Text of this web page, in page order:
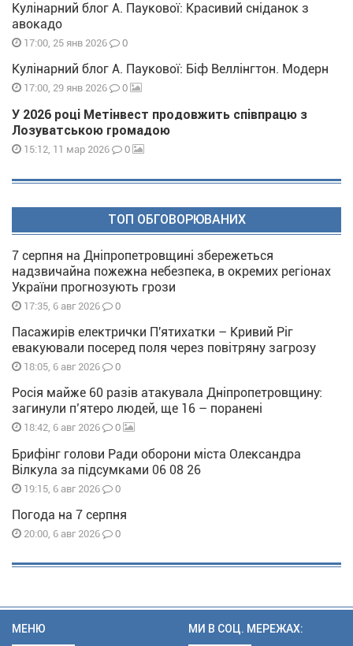
Кулінарний блог А. Паукової: Красивий сніданок з
авокадо
17:00, 25 янв 2026 0
Кулінарний блог А. Паукової: Біф Веллінгтон. Модерн
17:00, 29 янв 2026 0
У 2026 році Метінвест продовжить співпрацю з
Лозуватською громадою
15:12, 11 мар 2026 0
ТОП ОБГОВОРЮВАНИХ
7 серпня на Дніпропетровщині збережеться
надзвичайна пожежна небезпека, в окремих регіонах
України прогнозують грози
17:35, 6 авг 2026 0
Пасажирів електрички П'ятихатки – Кривий Ріг
евакуювали посеред поля через повітряну загрозу
18:05, 6 авг 2026 0
Росія майже 60 разів атакувала Дніпропетровщину:
загинули п’ятеро людей, ще 16 – поранені
18:42, 6 авг 2026 0
Брифінг голови Ради оборони міста Олександра
Вілкула за підсумками 06 08 26
19:15, 6 авг 2026 0
Погода на 7 серпня
20:00, 6 авг 2026 0
МЕНЮ МИ В СОЦ. МЕРЕЖАХ: